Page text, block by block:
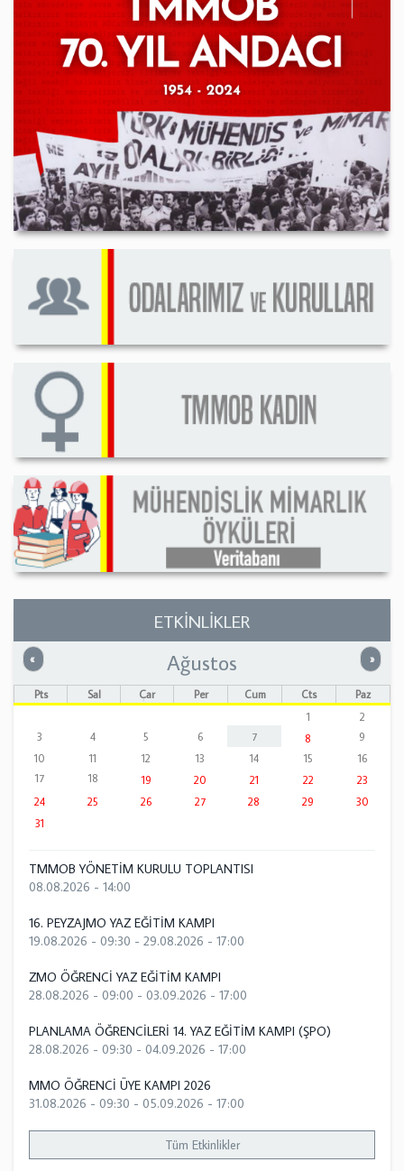
ETKİNLİKLER
« Önceki »
Ağustos
Pts Sal Çar Per Cum Cts
Paz
1
2
3
4 5 6 7 8
9
10
11 12 13 14 15
16
17
18 19 20 21 22
23
24
25 26 27 28 29
30
31
TMMOB YÖNETİM KURULU TOPLANTISI
08.08.2026 - 14:00
16. PEYZAJMO YAZ EĞİTİM KAMPI
19.08.2026 - 09:30 - 29.08.2026 - 17:00
ZMO ÖĞRENCİ YAZ EĞİTİM KAMPI
28.08.2026 - 09:00 - 03.09.2026 - 17:00
PLANLAMA ÖĞRENCİLERİ 14. YAZ EĞİTİM KAMPI (ŞPO)
28.08.2026 - 09:30 - 04.09.2026 - 17:00
MMO ÖĞRENCİ ÜYE KAMPI 2026
31.08.2026 - 09:30 - 05.09.2026 - 17:00
Tüm Etkinlikler